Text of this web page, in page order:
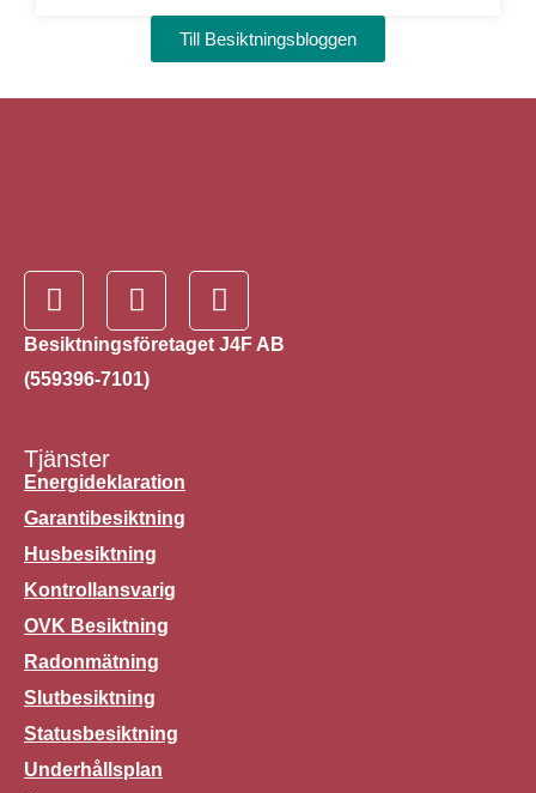
Till Besiktningsbloggen
Besiktningsföretaget J4F AB
(559396-7101)
Tjänster
Energideklaration
Garantibesiktning
Husbesiktning
Kontrollansvarig
OVK Besiktning
Radonmätning
Slutbesiktning
Statusbesiktning
Underhållsplan